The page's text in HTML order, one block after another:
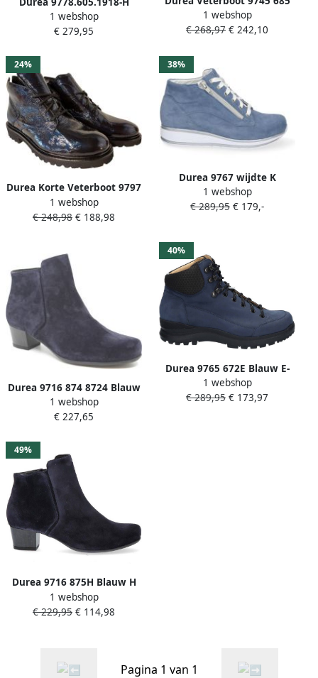
dames veterboots sportief
(6) blauw
1 webshop
€ 279,95
1904 Wijdte H Donkerblauw
Zwart
1 webshop
€ 268,97 € 242,10
24%
Durea Korte Veterboot 9797
185 7534 Blauw Lak
1 webshop
€ 248,98 € 188,98
38%
Durea 9767 wijdte K
Veterschoenen
1 webshop
€ 289,95 € 179,-
Durea 9716 874 8724 Blauw
suède enkellaarzen wijdte
G
1 webshop
€ 227,65
40%
Durea 9765 672E Blauw E-
Wijdte Veter boots
1 webshop
€ 289,95 € 173,97
49%
Durea 9716 875H Blauw H
Wijdte Enkellaarzen
1 webshop
€ 229,95 € 114,98
Pagina 1 van 1